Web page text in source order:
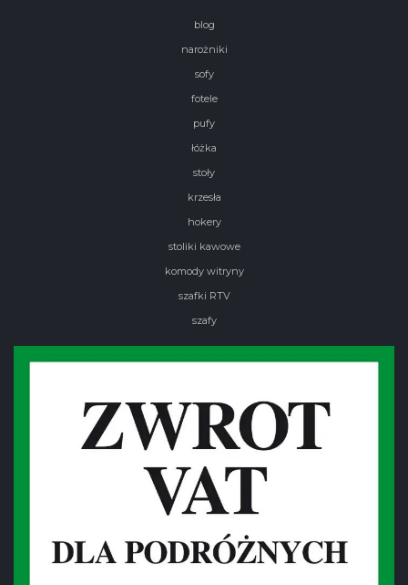
blog
narożniki
sofy
fotele
pufy
łóżka
stoły
krzesła
hokery
stoliki kawowe
komody witryny
szafki RTV
szafy